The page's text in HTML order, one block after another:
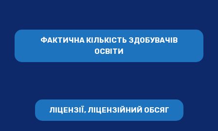
ФАКТИЧНА КІЛЬКІСТЬ ЗДОБУВАЧІВ
ОСВІТИ
ЛІЦЕНЗІЇ, ЛІЦЕНЗІЙНИЙ ОБСЯГ